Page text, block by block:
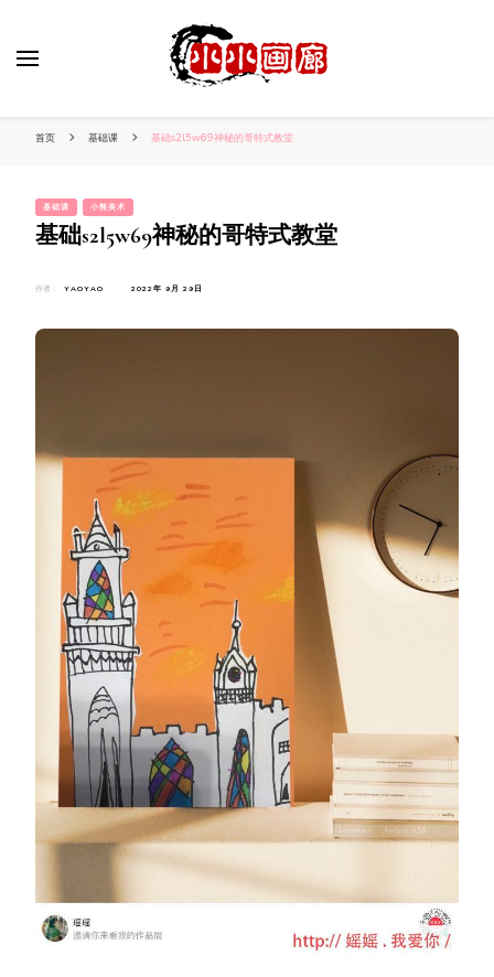
首页 基础课 基础s2l5w69神秘的哥特式教堂
基础课 小熊美术
基础s2l5w69神秘的哥特式教堂
作者： YAOYAO 2022年 9月 29日